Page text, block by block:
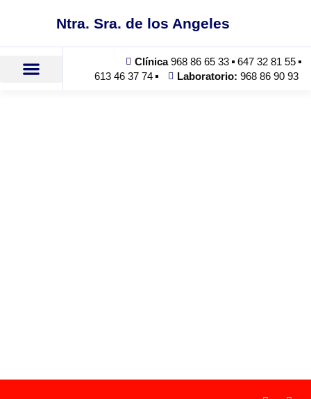
Ntra. Sra. de los Angeles
Clínica968 86 65 33
647 32 81 55
613 46 37 74
Laboratorio: 968 86 90 93